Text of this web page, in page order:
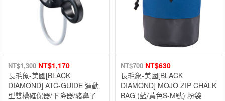
NT$1,300 NT$1,170
長毛象-美國[BLACK
DIAMOND] ATC-GUIDE 運動
型雙槽確保器/下降器/豬鼻子
NT$700 NT$630
長毛象-美國[BLACK
DIAMOND] MOJO ZIP CHALK
BAG (藍/黃色S-M號) 粉袋